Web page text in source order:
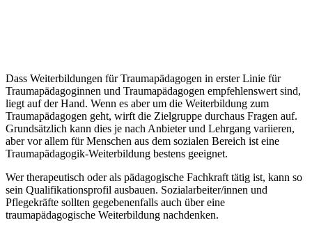
Dass Weiterbildungen für Traumapädagogen in erster Linie für
Traumapädagoginnen und Traumapädagogen empfehlenswert sind,
liegt auf der Hand. Wenn es aber um die Weiterbildung zum
Traumapädagogen geht, wirft die Zielgruppe durchaus Fragen auf.
Grundsätzlich kann dies je nach Anbieter und Lehrgang variieren,
aber vor allem für Menschen aus dem sozialen Bereich ist eine
Traumapädagogik-Weiterbildung bestens geeignet.
Wer therapeutisch oder als pädagogische Fachkraft tätig ist, kann so
sein Qualifikationsprofil ausbauen. Sozialarbeiter/innen und
Pflegekräfte sollten gegebenenfalls auch über eine
traumapädagogische Weiterbildung nachdenken.